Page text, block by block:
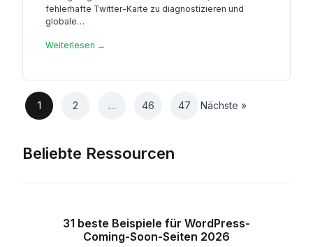
fehlerhafte Twitter-Karte zu diagnostizieren und
globale…
Weiterlesen →
1 2 … 46 47 Nächste »
Beliebte Ressourcen
31 beste Beispiele für WordPress-
Coming-Soon-Seiten 2026